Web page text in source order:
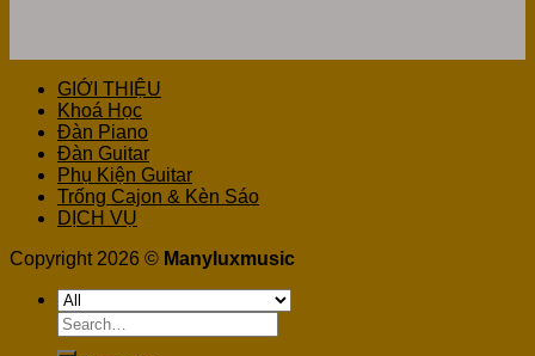
GIỚI THIỆU
Khoá Học
Đàn Piano
Đàn Guitar
Phụ Kiện Guitar
Trống Cajon & Kèn Sáo
DỊCH VỤ
Copyright 2026 © Manyluxmusic
Search
for: